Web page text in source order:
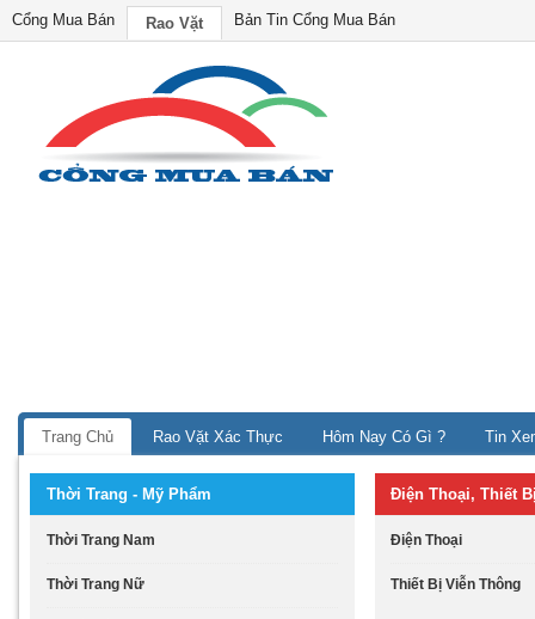
Cổng Mua Bán Rao Vặt Bản Tin Cổng Mua Bán
Trang Chủ Rao Vặt Xác Thực Hôm Nay Có Gì ? Tin
Thời Trang - Mỹ Phẩm
Thời Trang Nam
Thời Trang Nữ
Điện Thoại, Thiết
Điện Thoại
Thiết Bị Viễn Thông